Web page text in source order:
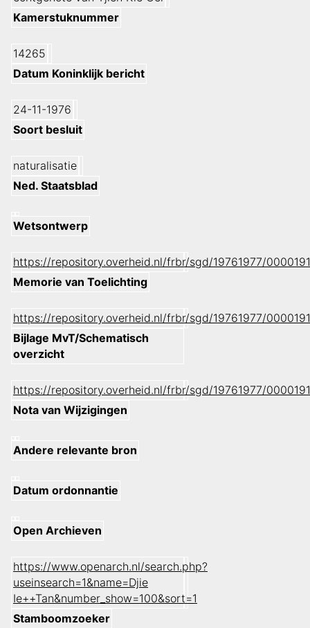
Kamerstuknummer
14265
Datum Koninklijk bericht
24-11-1976
Soort besluit
naturalisatie
Ned. Staatsblad
Wetsontwerp
https://repository.overheid.nl/frbr/sgd/19761977/
Memorie van Toelichting
https://repository.overheid.nl/frbr/sgd/19761977/
Bijlage MvT/Schematisch
overzicht
https://repository.overheid.nl/frbr/sgd/19761977/
Nota van Wijzigingen
Andere relevante bron
Datum ordonnantie
Open Archieven
https://www.openarch.nl/search.php?
useinsearch=1&name=Djie
Ie++Tan&number_show=100&sort=1
Stamboomzoeker